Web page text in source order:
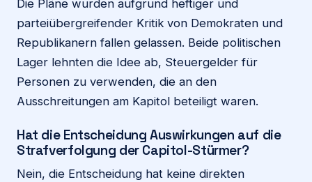
Die Pläne wurden aufgrund heftiger und
parteiübergreifender Kritik von Demokraten und
Republikanern fallen gelassen. Beide politischen
Lager lehnten die Idee ab, Steuergelder für
Personen zu verwenden, die an den
Ausschreitungen am Kapitol beteiligt waren.
Hat die Entscheidung Auswirkungen auf die
Strafverfolgung der Capitol-Stürmer?
Nein, die Entscheidung hat keine direkten